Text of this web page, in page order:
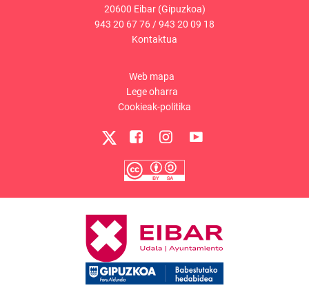
20600 Eibar (Gipuzkoa)
943 20 67 76 /943 20 09 18
Kontaktua
Web mapa
Lege oharra
Cookieak-politika